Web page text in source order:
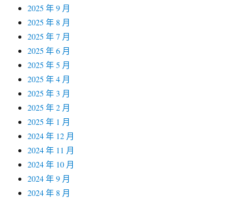
2025 年 9 月
2025 年 8 月
2025 年 7 月
2025 年 6 月
2025 年 5 月
2025 年 4 月
2025 年 3 月
2025 年 2 月
2025 年 1 月
2024 年 12 月
2024 年 11 月
2024 年 10 月
2024 年 9 月
2024 年 8 月